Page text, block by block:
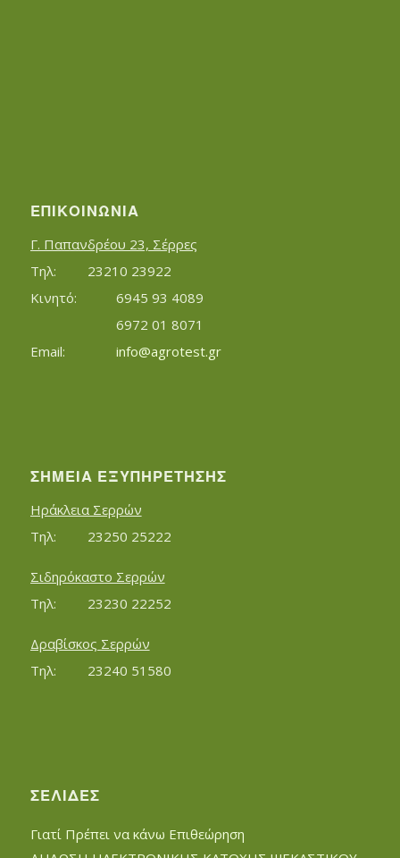
ΕΠΙΚΟΙΝΩΝΊΑ
Γ. Παπανδρέου 23, Σέρρες
Τηλ:		23210 23922
Κινητό:		6945 93 4089
			6972 01 8071
info@agrotest.gr
ΣΗΜΕΊΑ ΕΞΥΠΗΡΈΤΗΣΗΣ
Ηράκλεια Σερρών
Τηλ:		23250 25222
Σιδηρόκαστο Σερρών
Τηλ:		23230 22252
Δραβίσκος Σερρών
Τηλ:		23240 51580
ΣΕΛΊΔΕΣ
Γιατί Πρέπει να κάνω Επιθεώρηση